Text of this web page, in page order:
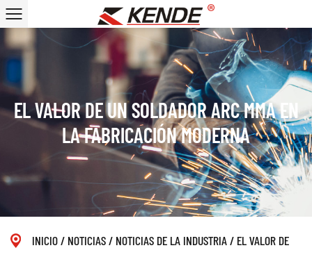
EL VALOR DE UN SOLDADOR ARC MMA EN
LA FABRICACIÓN MODERNA
INICIO/ NOTICIAS/ NOTICIAS DE LA INDUSTRIA/ EL VALOR DE